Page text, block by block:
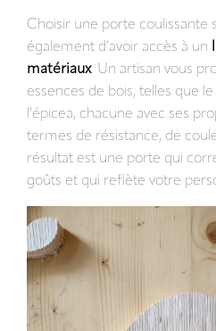
Choisir une porte
également d’avoir accès à un
matériaux. Un artisan vous
essences de bois, telles que
l'épicea, chacune avec ses
termes de résistance, de
résultat est une porte qui
goûts et qui reflète votre